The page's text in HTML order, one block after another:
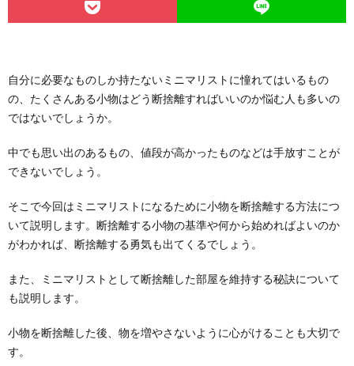
自分に必要なものしか持たないミニマリストに憧れてはいるもの
の、たくさんある小物はどう断捨離すればいいのか悩む人も多いの
ではないでしょうか。
中でも思い出のあるもの、値段が高かったものなどは手放すことが
できないでしょう。
そこで今回はミニマリストになるために小物を断捨離する方法につ
いて説明します。断捨離する小物の基準や何から始めればよいのか
がわかれば、断捨離する勇気も出てくるでしょう。
また、ミニマリストとして断捨離した部屋を維持する秘訣について
も説明します。
小物を断捨離した後、物を増やさないように心がけることも大切で
す。